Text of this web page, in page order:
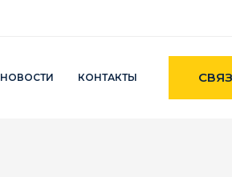
НОВОСТИ КОНТАКТЫ